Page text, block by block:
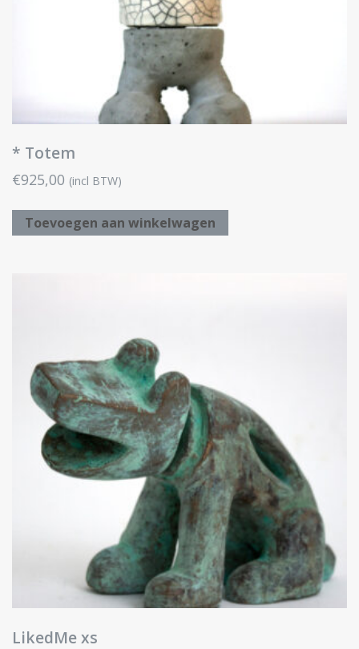
* Totem
€925,00 (incl BTW)
Toevoegen aan winkelwagen
LikedMe xs